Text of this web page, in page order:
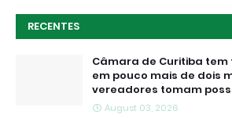
RECENTES
Câmara de Curitiba
em pouco mais de dois
vereadores tomam
August 03, 2026